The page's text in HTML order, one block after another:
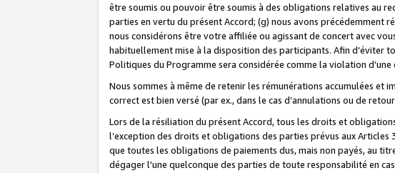
être soumis ou pouvoir être soumis à des obligations relatives au
parties en vertu du présent Accord; (g) nous avons précédemment
nous considérons être votre affiliée ou agissant de concert avec
habituellement mise à la disposition des participants. Afin d’éviter
Politiques du Programme sera considérée comme la violation
Nous sommes à même de retenir les rémunérations accumulées
correct est bien versé (par ex., dans le cas d’annulations ou de
Lors de la résiliation du présent Accord, tous les droits et
l’exception des droits et obligations des parties prévus aux
que toutes les obligations de paiements dus, mais non payés, au
dégager l'une quelconque des parties de toute responsabilité en